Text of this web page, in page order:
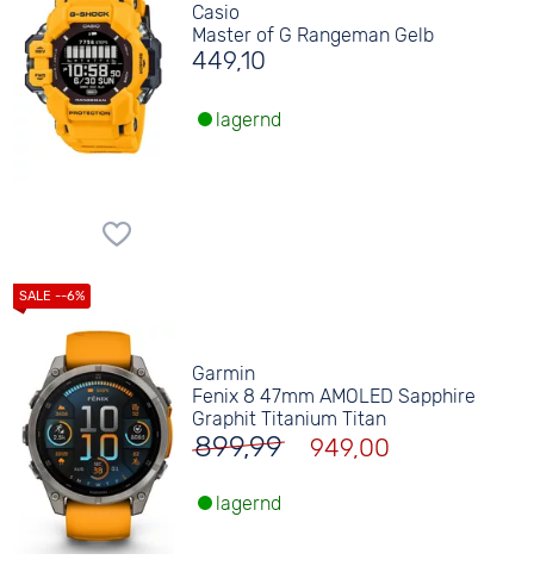
Casio
Master of G Rangeman Gelb
449,10
lagernd
Garmin
Fenix 8 47mm AMOLED Sapphire
Graphit Titanium Titan
899,99 949,00
lagernd